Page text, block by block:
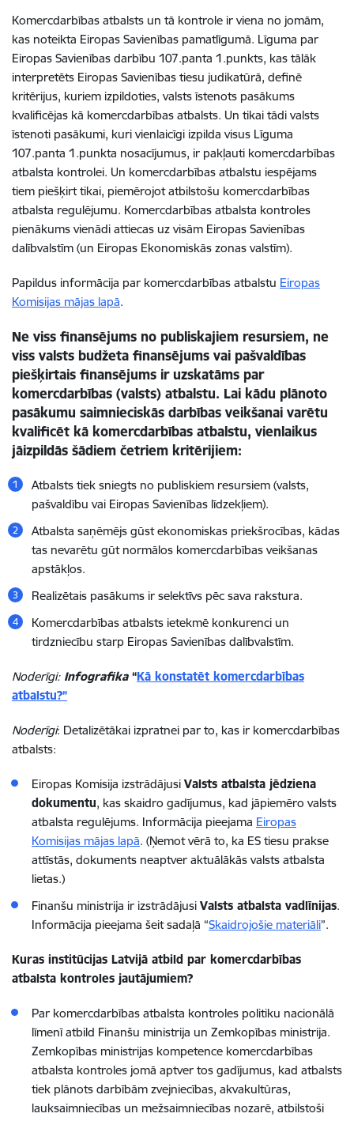
Komercdarbības atbalsts un tā kontrole ir viena no jomām,
kas noteikta Eiropas Savienības pamatlīgumā. Līguma par
Eiropas Savienības darbību 107.panta 1.punkts, kas tālāk
interpretēts Eiropas Savienības tiesu judikatūrā, definē
kritērijus, kuriem izpildoties, valsts īstenots pasākums
kvalificējas kā komercdarbības atbalsts. Un tikai tādi valsts
īstenoti pasākumi, kuri vienlaicīgi izpilda visus Līguma
107.panta 1.punkta nosacījumus, ir pakļauti komercdarbības
atbalsta kontrolei. Un komercdarbības atbalstu iespējams
tiem piešķirt tikai, piemērojot atbilstošu komercdarbības
atbalsta regulējumu. Komercdarbības atbalsta kontroles
pienākums vienādi attiecas uz visām Eiropas Savienības
dalībvalstīm (un Eiropas Ekonomiskās zonas valstīm).
Papildus informācija par komercdarbības atbalstu Eiropas
Komisijas mājas lapā.
Ne viss finansējums no publiskajiem resursiem, ne
viss valsts budžeta finansējums vai pašvaldības
piešķirtais finansējums ir uzskatāms par
komercdarbības (valsts) atbalstu. Lai kādu plānoto
pasākumu saimnieciskās darbības veikšanai varētu
kvalificēt kā komercdarbības atbalstu, vienlaikus
jāizpildās šādiem četriem kritērijiem:
Atbalsts tiek sniegts no publiskiem resursiem (valsts,
pašvaldību vai Eiropas Savienības līdzekļiem).
Atbalsta saņēmējs gūstekonomiskas priekšrocības, kādas
tas nevarētu gūt normālos komercdarbības veikšanas
apstākļos.
Realizētais pasākums ir selektīvs pēc sava rakstura.
Komercdarbības atbalsts ietekmē konkurenci un
tirdzniecību starp Eiropas Savienības dalībvalstīm.
Noderīgi:Infografika “Kā konstatēt komercdarbības
atbalstu?”
Noderīgi: Detalizētākai izpratnei par to, kas ir komercdarbības
atbalsts:
Eiropas Komisija izstrādājusi Valsts atbalsta jēdziena
dokumentu, kas skaidro gadījumus, kad jāpiemēro valsts
atbalsta regulējums. Informācija pieejama Eiropas
Komisijas mājas lapā. (Ņemot vērā to, ka ES tiesu prakse
attīstās, dokuments neaptver aktuālākās valsts atbalsta
lietas.)
Finanšu ministrija ir izstrādājusi Valsts atbalsta vadlīnijas.
Informācija pieejama šeit sadaļā “Skaidrojošie materiāli”.
Kuras institūcijas Latvijā atbild par komercdarbības
atbalsta kontroles jautājumiem?
Par komercdarbības atbalsta kontroles politiku nacionālā
līmenī atbild Finanšu ministrija un Zemkopības ministrija.
Zemkopības ministrijas kompetence komercdarbības
atbalsta kontroles jomā aptver tos gadījumus, kad atbalsts
tiek plānots darbībām zvejniecības, akvakultūras,
lauksaimniecības un mežsaimniecības nozarē, atbilstoši